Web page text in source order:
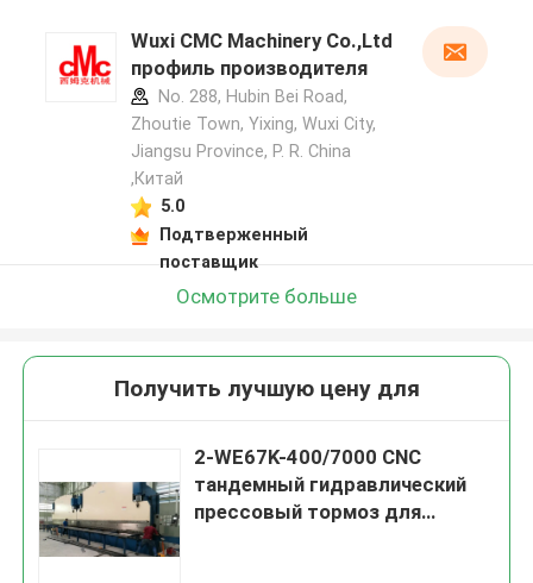
Wuxi CMC Machinery Co.,Ltd
профиль производителя
No. 288, Hubin Bei Road,
Zhoutie Town, Yixing, Wuxi City,
Jiangsu Province, P. R. China
,Китай
5.0
Подтверженный
поставщик
Осмотрите больше
Получить лучшую цену для
2-WE67K-400/7000 CNC
тандемный гидравлический
прессовый тормоз для